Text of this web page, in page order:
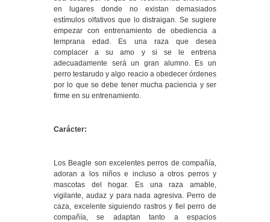
en lugares donde no existan demasiados
estímulos olfativos que lo distraigan. Se sugiere
empezar con entrenamiento de obediencia a
temprana edad. Es una raza que desea
complacer a su amo y si se le entrena
adecuadamente será un gran alumno. Es un
perro testarudo y algo reacio a obedecer órdenes
por lo que se debe tener mucha paciencia y ser
firme en su entrenamiento.
Carácter:
Los Beagle son excelentes perros de compañía,
adoran a los niños e incluso a otros perros y
mascotas del hogar. Es una raza amable,
vigilante, audaz y para nada agresiva. Perro de
caza, excelente siguiendo rastros y fiel perro de
compañía, se adaptan tanto a espacios